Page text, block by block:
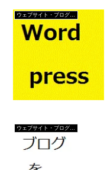
ウェブサイト・ブログ作成
ウェブサイト・ブログ作成